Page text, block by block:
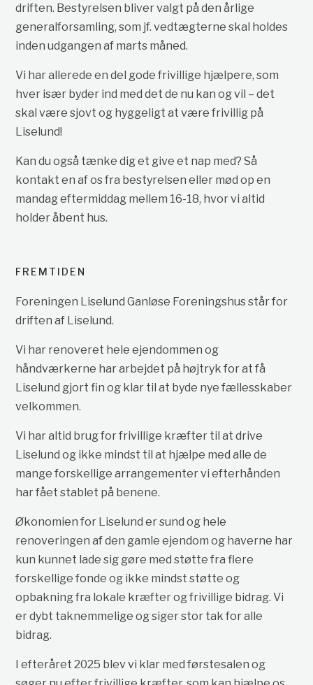
driften. Bestyrelsen bliver valgt på den årlige
generalforsamling, som jf. vedtægterne skal holdes
inden udgangen af marts måned.
Vi har allerede en del gode frivillige hjælpere, som
hver især byder ind med det de nu kan og vil – det
skal være sjovt og hyggeligt at være frivillig på
Liselund!
Kan du også tænke dig et give et nap med? Så
kontakt en af os fra bestyrelsen eller mød op en
mandag eftermiddag mellem 16-18, hvor vi altid
holder åbent hus.
FREMTIDEN
Foreningen Liselund Ganløse Foreningshus står for
driften af Liselund.
Vi har renoveret hele ejendommen og
håndværkerne har arbejdet på højtryk for at få
Liselund gjort fin og klar til at byde nye fællesskaber
velkommen.
Vi har altid brug for frivillige kræfter til at drive
Liselund og ikke mindst til at hjælpe med alle de
mange forskellige arrangementer vi efterhånden
har fået stablet på benene.
Økonomien for Liselund er sund og hele
renoveringen af den gamle ejendom og haverne har
kun kunnet lade sig gøre med støtte fra flere
forskellige fonde og ikke mindst støtte og
opbakning fra lokale kræfter og frivillige bidrag. Vi
er dybt taknemmelige og siger stor tak for alle
bidrag.
I efteråret 2025 blev vi klar med førstesalen og